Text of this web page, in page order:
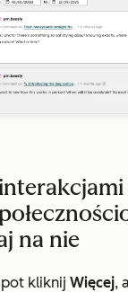
na nie
kliknij Więcej,